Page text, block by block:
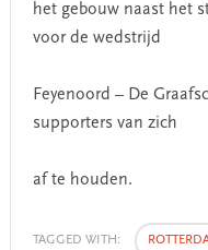
het gebouw naast het
voor de wedstrijd
Feyenoord – De
supporters van zich
af te houden.
TAGGED WITH: